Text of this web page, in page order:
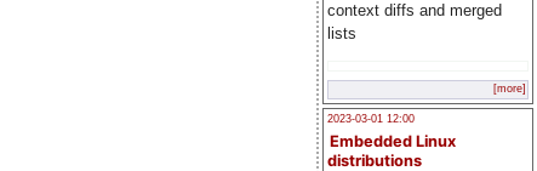
context diffs and merged
lists
[more]
2023-03-01 12:00
Embedded Linux
distributions